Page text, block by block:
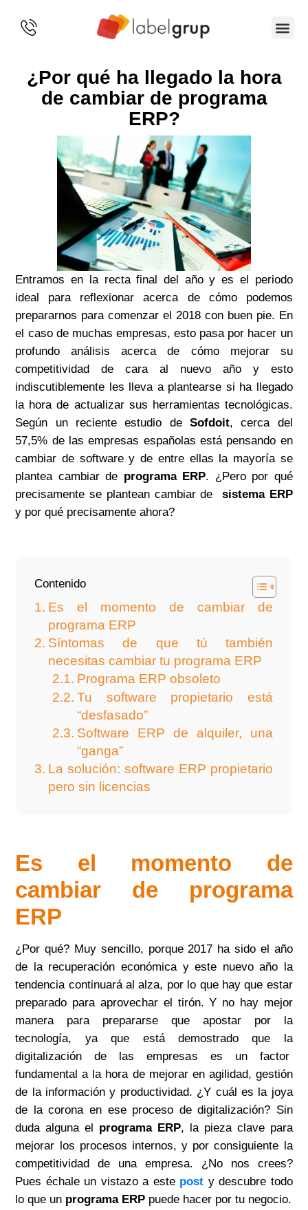
¿Por qué ha llegado la hora
de cambiar de programa
ERP?
Entramos en la recta final del año y es el periodo
ideal para reflexionar acerca de cómo podemos
prepararnos para comenzar el 2018 con buen pie. En
el caso de muchas empresas, esto pasa por hacer un
profundo análisis acerca de cómo mejorar su
competitividad de cara al nuevo año y esto
indiscutiblemente les lleva a plantearse si ha llegado
la hora de actualizar sus herramientas tecnológicas.
Según un reciente estudio de Sofdoit, cerca del
57,5% de las empresas españolas está pensando en
cambiar de software y de entre ellas la mayoría se
plantea cambiar de programa ERP. ¿Pero por qué
precisamente se plantean cambiar de sistema ERP
y por qué precisamente ahora?
Contenido
Es el momento de cambiar de
programa ERP
Síntomas de que tú también
necesitas cambiar tu programa ERP
Programa ERP obsoleto
Tu software propietario está
“desfasado”
Software ERP de alquiler, una
“ganga”
La solución: software ERP propietario
pero sin licencias
Es el momento de
cambiar de programa
ERP
¿Por qué? Muy sencillo, porque 2017 ha sido el año
de la recuperación económica y este nuevo año la
tendencia continuará al alza, por lo que hay que estar
preparado para aprovechar el tirón. Y no hay mejor
manera para prepararse que apostar por la
tecnología, ya que está demostrado que la
digitalización de las empresas es un factor
fundamental a la hora de mejorar en agilidad, gestión
de la información y productividad. ¿Y cuál es la joya
de la corona en ese proceso de digitalización? Sin
duda alguna el programa ERP, la pieza clave para
mejorar los procesos internos, y por consiguiente la
competitividad de una empresa. ¿No nos crees?
Pues échale un vistazo a este post y descubre todo
lo que un programa ERP puede hacer por tu negocio.